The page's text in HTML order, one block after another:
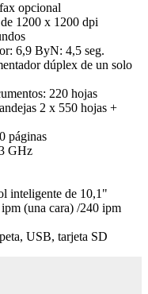
opcional
1200 x 1200 dpi
6,9 ByN: 4,5 seg.
dúplex de un solo
220 hojas
2 x 550 hojas +
páginas
GHz
inteligente de 10,1"
(una cara) /240 ipm
USB, tarjeta SD